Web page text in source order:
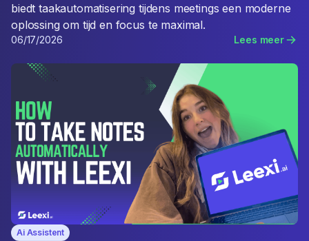
biedt taakautomatisering tijdens meetings een moderne
oplossing om tijd en focus te maximal.
06/17/2026 Lees meer
Ai Assistent